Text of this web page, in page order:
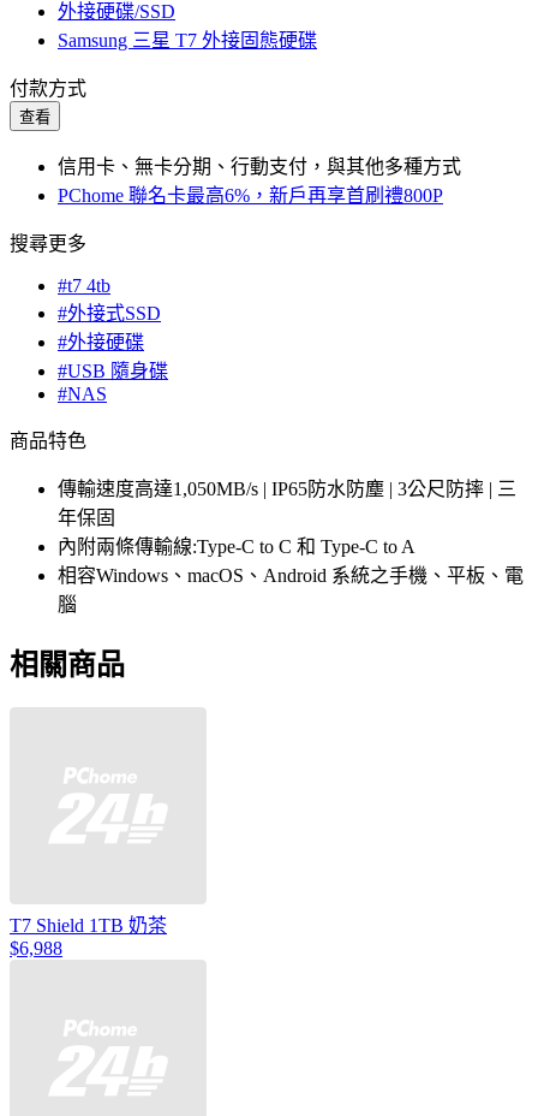
外接硬碟/SSD
Samsung 三星 T7 外接固態硬碟
付款方式
查看
信用卡、無卡分期、行動支付，與其他多種方式
PChome 聯名卡最高6%，新戶再享首刷禮800P
搜尋更多
#t7 4tb
#外接式SSD
#外接硬碟
#USB 隨身碟
#NAS
商品特色
傳輸速度高達1,050MB/s | IP65防水防塵 | 3公尺防摔 | 三
年保固
內附兩條傳輸線:Type-C to C 和 Type-C to A
相容Windows、macOS、Android 系統之手機、平板、電
腦
相關商品
T7 Shield 1TB 奶茶
$6,988